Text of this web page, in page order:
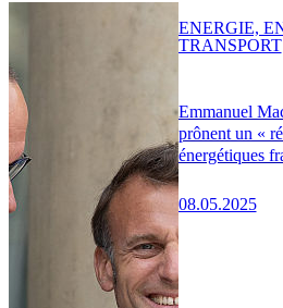
Emmanuel
prônent un «
énergétiques
08.05.2025
ENERGIE,
TRANSPORT